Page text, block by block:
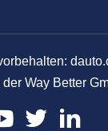
Way Better